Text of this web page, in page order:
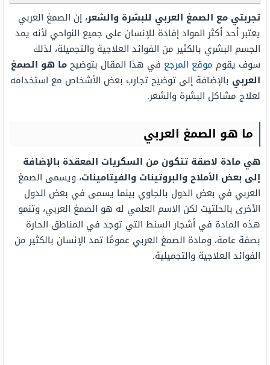
تجربتي مع الصمغ العربي للبشرة والشعر، إن الصمغ العربي
يعتبر أحد أكثر المواد إفادة للإنسان على جميع النواحي لأنه يمد
الجسم البشري بالكثير من الفوائد العلاجية والتجميلة، لذلك
سوف يقوم موقع المرجع في هذا المقال بتوضيحما هو الصمغ
العربي بالإضافة إلى توضيح تجارب بعض الأشخاص مع استخدامه
لعلاج مشاكل البشرة والشعر.
ما هو الصمغ العربي
هي مادة لاصقة تتكون من السكريات المعقدة بالإضافة
إلى بعض الأملاح والبروتينات والفيتامينات، ويسمى الصمغ
العربي في بعض الدول بالجاوي بينما يسمى في بعض الدول
الأخرى بالحلتيت لكن الاسم العلمي له هو الصمغ العربي، وتنمو
هذه المادة في أشجار السنط التي توجد في المناطق الحارة
بصفة عامة، ومادة الصمغ العربي عمومًا تمد الإنسان بالكثير من
الفوائد العلاجية والتجميلية.